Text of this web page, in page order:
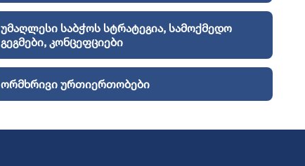
უმაღლესი საბჭოს სტრატეგია, სამოქმედო
გეგმები, კონცეფციები
ორმხრივი ურთიერთობები